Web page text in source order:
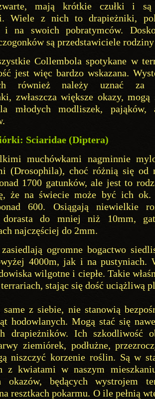
mają krótkie czułki i
Wiele z nich to drapieżniki,
i na swoich pobratymców.
są przedstawiciele
Collembola spotykane w
jest więc bardzo wskazana.
również należy uznać za
zwłaszcza większe okazy, mogą
młodych modliszek, pająków,
Sciaridae (Diptera)
muchówkami nagminnie
(Drosophila), choć różnią się od
1700 gatunków, ale jest to
że na świecie może być ich
600. Osiągają niewielkie
dorasta do mniej niż 10mm,
najczęściej do 2mm.
ogromne bogactwo
4000m, jak i na pustyniach.
wilgotne i ciepłe. Takie
stając się dość uciążliwą
z siebie, nie stanowią
hodowlanych. Mogą stać się
drapieżników. Ich szkodliwość
ziemiórek, podłużne,
niszczyć korzenie roślin. Są w
z kwiatami w naszym
okazów, będących wystrojem
resztkach pokarmu. O ile pełnią